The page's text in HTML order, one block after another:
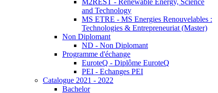
M2REST - Renewable Energy, Science
and Technology
MS ETRE - MS Energies Renouvelables :
Technologies & Entrepreneuriat (Master)
Non Diplomant
ND - Non Diplomant
Programme d'échange
EuroteQ - Diplôme EuroteQ
PEI - Echanges PEI
Catalogue 2021 - 2022
Bachelor